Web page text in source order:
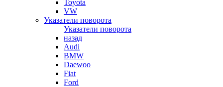
Toyota
VW
Указатели поворота
Указатели поворота
назад
Audi
BMW
Daewoo
Fiat
Ford